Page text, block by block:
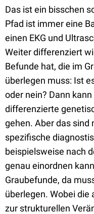
Das ist ein bisschen
Pfad ist immer eine
einen EKG und
Weiter differenziert
Befunde hat, die im
überlegen muss: Ist
oder nein? Dann
differenzierte
gehen. Aber das sind
spezifische
beispielsweise nach
genau einordnen
Graubefunde, da
überlegen. Wobei
zur strukturellen